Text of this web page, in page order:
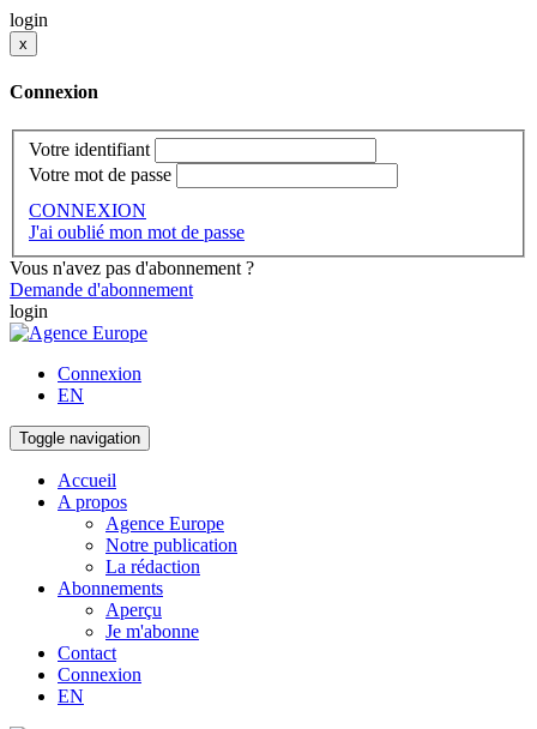
login
x
Connexion
Votre identifiant
Votre mot de passe
CONNEXION
J'ai oublié mon mot de passe
Vous n'avez pas d'abonnement ?
Demande d'abonnement
login
Connexion
EN
Toggle navigation
Accueil
A propos
Agence Europe
Notre publication
La rédaction
Abonnements
Aperçu
Je m'abonne
Contact
Connexion
EN